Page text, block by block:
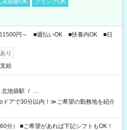
未経験OK
ブランクOK
1500円～ ■週払いOK ■扶養内OK ■日
り
給
北池袋駅 / …
ドアで30分以内！≫ご希望の勤務地を紹介
フトもOK！